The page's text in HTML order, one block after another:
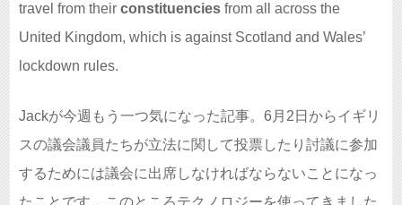
travel from their constituencies from all across the
United Kingdom, which is against Scotland and Wales’
lockdown rules.
Jackが今週もう一つ気になった記事。6月2日からイギリ
スの議会議員たちが立法に関して投票したり討議に参加
するためには議会に出席しなければならないことになっ
たことです。このところテクノロジーを使ってきました